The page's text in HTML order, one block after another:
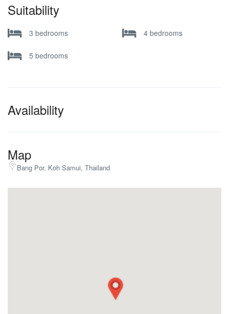
Suitability
3 bedrooms 4 bedrooms
5 bedrooms
Availability
Map
Bang Por, Koh Samui, Thailand